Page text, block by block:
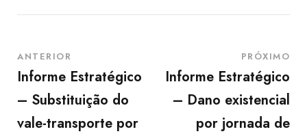
ANTERIOR
Informe Estratégico
– Substituição do
vale-transporte por
PRÓXIMO
Informe Estratégico
– Dano existencial
por jornada de